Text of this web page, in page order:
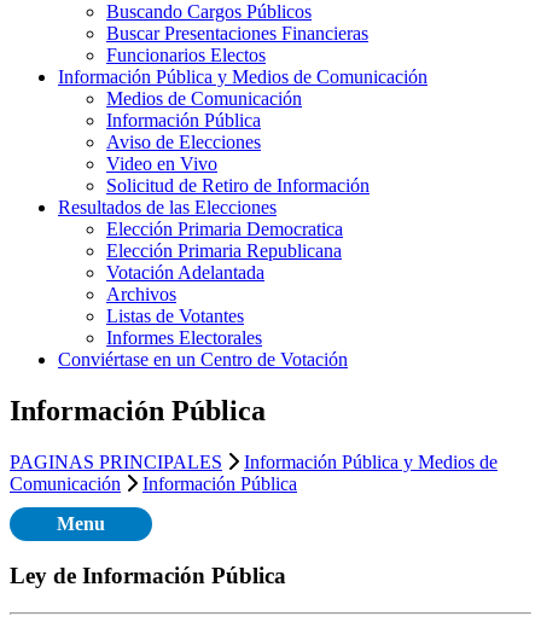
Buscando Cargos Públicos
Buscar Presentaciones Financieras
Funcionarios Electos
Información Pública y Medios de Comunicación
Medios de Comunicación
Información Pública
Aviso de Elecciones
Video en Vivo
Solicitud de Retiro de Información
Resultados de las Elecciones
Elección Primaria Democratica
Elección Primaria Republicana
Votación Adelantada
Archivos
Listas de Votantes
Informes Electorales
Conviértase en un Centro de Votación
Información Pública
PAGINAS PRINCIPALES
Información Pública y Medios de
Comunicación
Información Pública
Menu
Ley de Información Pública